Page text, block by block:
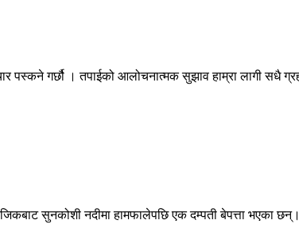
पस्कने गर्छौ । तपाईको आलोचनात्मक सुझाव हाम्रा लागी सधै
सुनकोशी नदीमा हामफालेपछि एक दम्पती बेपत्ता भएका